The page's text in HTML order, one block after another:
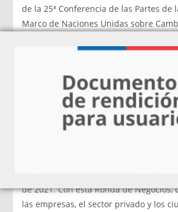
de la 25ª Conferencia de las Partes de
Marco de Naciones Unidas sobre
nivel nacional como en América Latina
León de la Torre, embajador de la
Chile, señaló que “Chile es un socio
acción climática para la Agenda 2030 y
Desarrollo Sostenible. La acción
de 2021. Con esta Ronda de
las empresas, el sector privado y los